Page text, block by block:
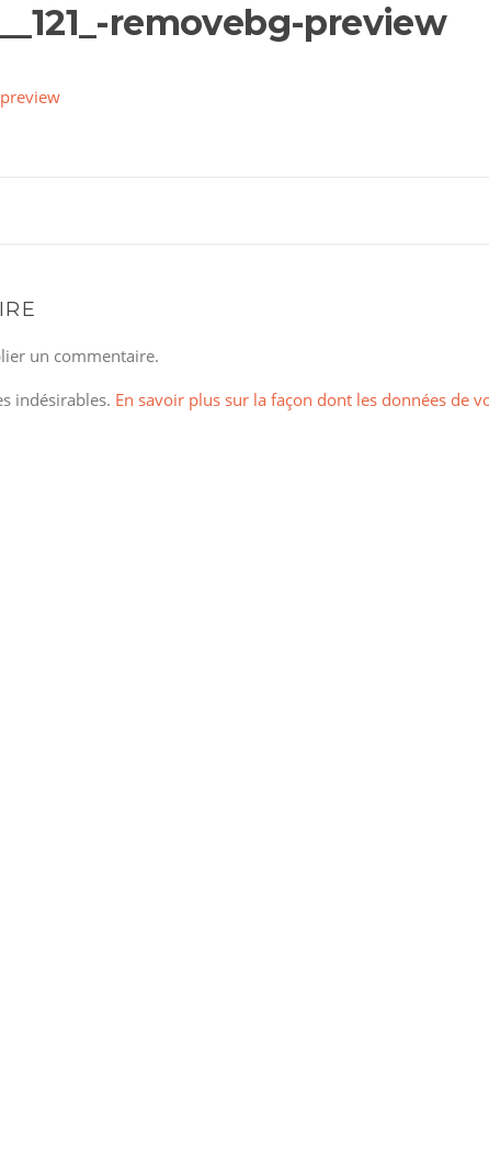
removebg-preview
un commentaire.
indésirables. En savoir plus sur la façon dont les données de